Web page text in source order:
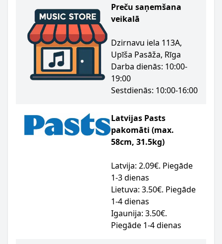
Preču saņemšana
veikalā
Dzirnavu iela 113A,
Upīša Pasāža, Rīga
Darba dienās: 10:00-
19:00
Sestdienās: 10:00-16:00
Latvijas Pasts
pakomāti (max.
58cm, 31.5kg)
Latvija: 2.09€. Piegāde
1-3 dienas
Lietuva: 3.50€. Piegāde
1-4 dienas
Igaunija: 3.50€.
Piegāde 1-4 dienas